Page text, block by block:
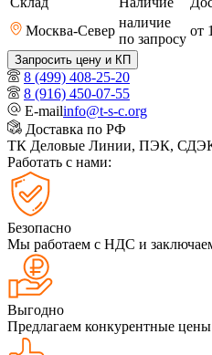
Москва-Север
наличие
по запросу
от
Запросить цену и КП
8 (499) 408-25-20
8 (916) 450-07-55
E-mailinfo@t-s-c.org
Доставка по РФ
ТК Деловые Линии, ПЭК,
Работать с нами:
Безопасно
Мы работаем с НДС и
Выгодно
Предлагаем конкурентные цены